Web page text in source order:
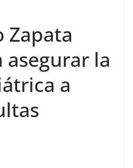
Zapata
la
a